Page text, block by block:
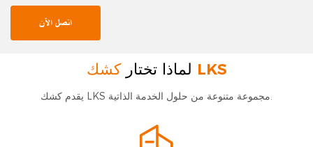
اتصل الآن
لماذا تختار كشك LKS
يقدم كشك LKS مجموعة متنوعة من حلول الخدمة الذاتية.